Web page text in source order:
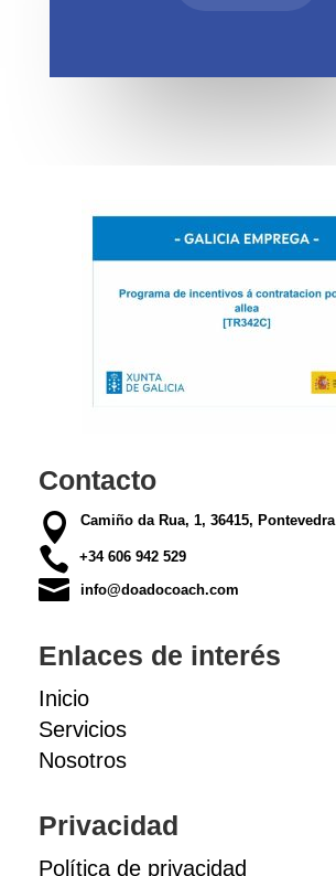
Contacto
 Camiño da Rua, 1, 36415, Pontevedra
 +34 606 942 529
 info@doadocoach.com
Enlaces de interés
Inicio
Servicios
Nosotros
Privacidad
Política de privacidad